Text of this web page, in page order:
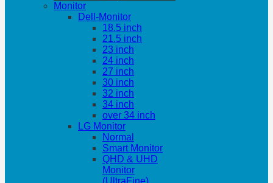
Monitor
Dell-Monitor
18.5 inch
21.5 inch
23 inch
24 inch
27 inch
30 inch
32 inch
34 inch
over 34 inch
LG Monitor
Normal
Smart Monitor
QHD & UHD
Monitor
(UltraFine)